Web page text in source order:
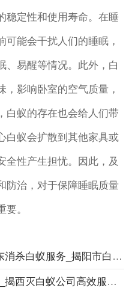
稳定性和使用寿命。在睡
可能会干扰人们的睡眠，
、易醒等情况。此外，白
，影响卧室的空气质量，
白蚁的存在也会给人们带
白蚁会扩散到其他家具或
全性产生担忧。因此，及
防治，对于保障睡眠质量
。
揭阳揭东区杀白蚁公司_揭东消杀白蚁服务_揭阳市白蚁防治高效服务安全体系
揭阳市揭西县白蚁防治中心_揭西灭白蚁公司高效服务品质承诺 _揭阳市卫城白蚁防治有限公司